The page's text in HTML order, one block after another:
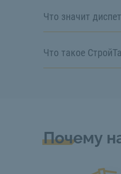
Что значит
Что такое
Почему